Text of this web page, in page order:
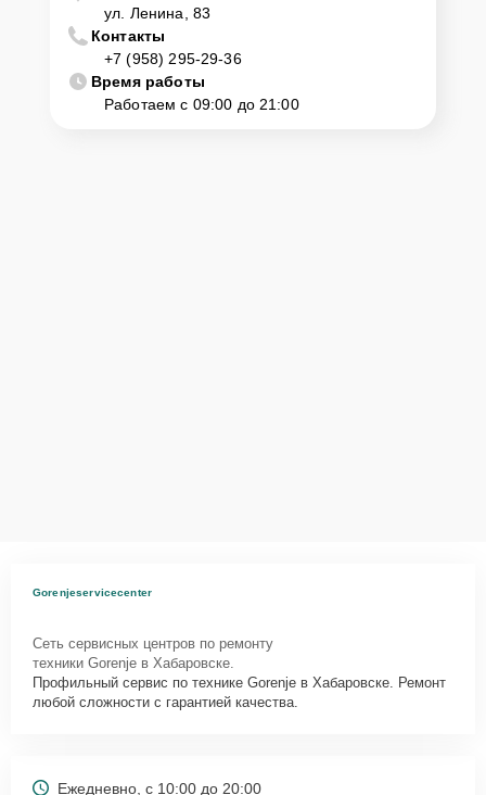
ул. Ленина, 83
Контакты
+7 (958) 295-29-36
Время работы
Работаем с 09:00 до 21:00
Gorenjeservicecenter
Сеть сервисных центров по ремонту
техники Gorenje в Хабаровске.
Профильный сервис по технике Gorenje в Хабаровске. Ремонт
любой сложности с гарантией качества.
Ежедневно, с 10:00 до 20:00